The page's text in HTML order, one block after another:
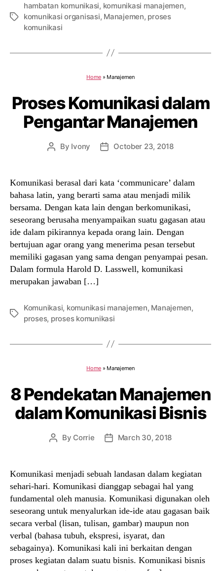
Tags
hambatan komunikasi, komunikasi manajemen,
komunikasi organisasi, Manajemen, proses
komunikasi
Home » Manajemen
Proses Komunikasi dalam
Pengantar Manajemen
Post
By Ivony
PostOctober 23, 2018
Komunikasi berasal dari kata ‘communicare’ dalam
bahasa latin, yang berarti sama atau menjadi milik
bersama. Dengan kata lain dengan berkomunikasi,
seseorang berusaha menyampaikan suatu gagasan atau
ide dalam pikirannya kepada orang lain. Dengan
bertujuan agar orang yang menerima pesan tersebut
memiliki gagasan yang sama dengan penyampai pesan.
Dalam formula Harold D. Lasswell, komunikasi
merupakan jawaban […]
Tags
Komunikasi, komunikasi manajemen, Manajemen,
proses, proses komunikasi
Home » Manajemen
8 Pendekatan Manajemen
dalam Komunikasi Bisnis
Post
By Corrie
PostMarch 30, 2018
Komunikasi menjadi sebuah landasan dalam kegiatan
sehari-hari. Komunikasi dianggap sebagai hal yang
fundamental oleh manusia. Komunikasi digunakan oleh
seseorang untuk menyalurkan ide-ide atau gagasan baik
secara verbal (lisan, tulisan, gambar) maupun non
verbal (bahasa tubuh, ekspresi, isyarat, dan
sebagainya). Komunikasi kali ini berkaitan dengan
proses kegiatan dalam suatu bisnis. Komunikasi bisnis